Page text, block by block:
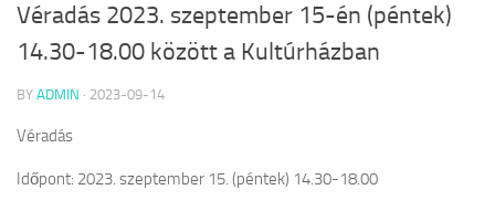
Véradás 2023. szeptember 15-én (péntek)
14.30-18.00 között a Kultúrházban
BY ADMIN · 2023-09-14
Véradás
Időpont: 2023. szeptember 15. (péntek) 14.30-18.00